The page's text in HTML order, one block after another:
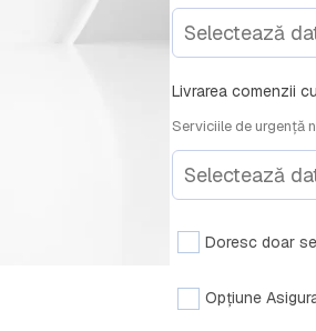
Livrarea comenzii
Serviciile de urgență
Doresc doar
Opțiune